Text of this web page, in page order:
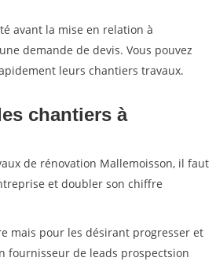
avant la mise en relation à
demande de devis. Vous pouvez
leurs chantiers travaux.
chantiers à
de rénovation Mallemoisson, il faut
et doubler son chiffre
mais pour les désirant progresser et
fournisseur de leads prospectsion